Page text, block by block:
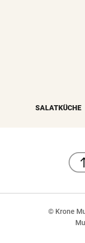
SALATKÜCHE
© Krone